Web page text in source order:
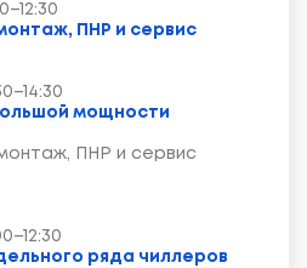
ПНР и сервис
мощности
ПНР и сервис
ряда чиллеров